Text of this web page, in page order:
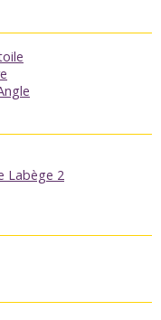
Labège 2